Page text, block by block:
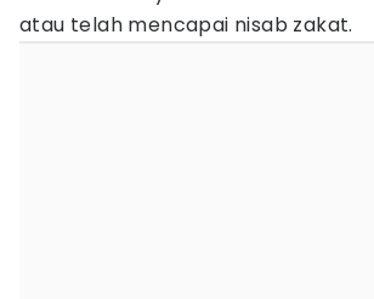
atau telah mencapai nisab zakat.